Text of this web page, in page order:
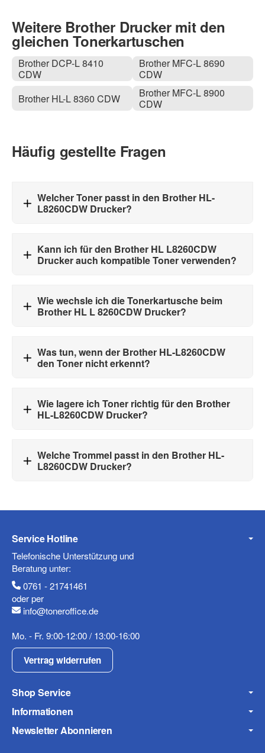
Weitere Brother Drucker mit den
gleichen Tonerkartuschen
Brother DCP-L 8410
CDW
Brother HL-L 8360 CDW
Brother MFC-L 8690
CDW
Brother MFC-L 8900
CDW
Häufig gestellte Fragen
Welcher Toner passt in den Brother HL-
L8260CDW Drucker?
Kann ich für den Brother HL L8260CDW
Drucker auch kompatible Toner verwenden?
Wie wechsle ich die Tonerkartusche beim
Brother HL L 8260CDW Drucker?
Was tun, wenn der Brother HL-L8260CDW
den Toner nicht erkennt?
Wie lagere ich Toner richtig für den Brother
HL-L8260CDW Drucker?
Welche Trommel passt in den Brother HL-
L8260CDW Drucker?
Service Hotline
Telefonische Unterstützung und
Beratung unter:
0761 - 21741461
oder per
info@toneroffice.de
Mo. - Fr. 9:00-12:00 / 13:00-16:00
Vertrag widerrufen
Shop Service
Informationen
Newsletter Abonnieren